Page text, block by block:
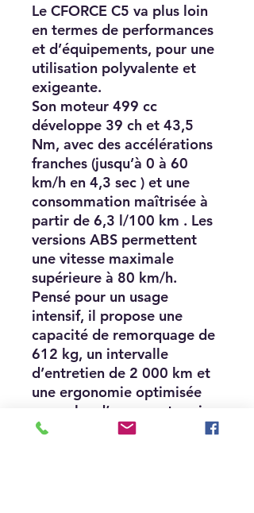
Le CFORCE C5 va plus loin
en termes de performances
et d’équipements, pour une
utilisation polyvalente et
exigeante.
Son moteur 499 cc
développe 39 ch et 43,5
Nm, avec des accélérations
franches (jusqu’à 0 à 60
km/h en 4,3 sec ) et une
consommation maîtrisée à
partir de 6,3 l/100 km . Les
versions ABS permettent
une vitesse maximale
supérieure à 80 km/h.
Pensé pour un usage
intensif, il propose une
capacité de remorquage de
612 kg, un intervalle
d’entretien de 2 000 km et
une ergonomie optimisée
avec plus d’espace et moins
de chaleur.